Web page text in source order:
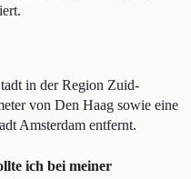
in der Region Zuid-
von Den Haag sowie eine
Amsterdam entfernt.
ich bei meiner